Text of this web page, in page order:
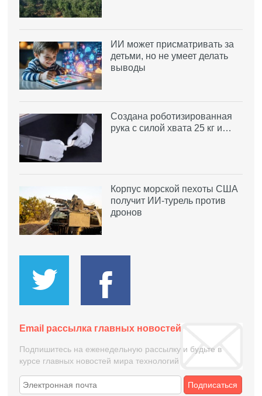
ИИ может присматривать за
детьми, но не умеет делать
выводы
Создана роботизированная
рука с силой хвата 25 кг и…
Корпус морской пехоты США
получит ИИ-турель против
дронов
Email рассылка главных новостей
Подпишитесь на еженедельную рассылку и будьте в
курсе главных новостей мира технологий
Подписаться